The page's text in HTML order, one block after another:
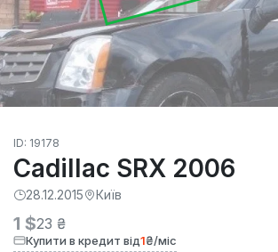
ID: 19178
Cadillac SRX 2006
28.12.2015 Київ
1 $23 ₴
Купити в кредит від1₴/міс